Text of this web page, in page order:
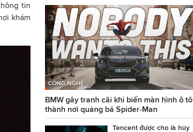
tin
khám
CÔNG NGHỆ
BMW gây tranh cãi khi biến màn hình ô tô
thành nơi quảng bá Spider-Man
Tencent được cho là hủy